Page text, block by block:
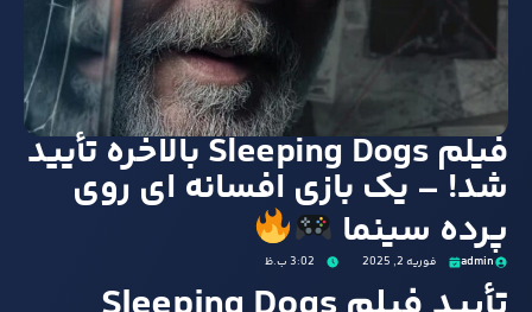
فیلم Sleeping Dogs بالاخره تأیید
شد! – یک بازی افسانه‌ ای روی
پرده سینما
admin فوریه 2, 2025 3:02 ب.ظ